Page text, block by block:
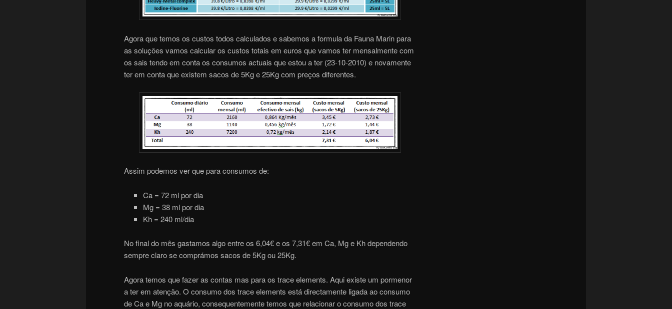
Agora que temos os custos todos calculados e sabemos a formula da Fauna Marin para
as soluções vamos calcular os custos totais em euros que vamos ter mensalmente com
os sais tendo em conta os consumos actuais que estou a ter (23-10-2010) e novamente
ter em conta que existem sacos de 5Kg e 25Kg com preços diferentes.
Assim podemos ver que para consumos de:
Ca = 72 ml por dia
Mg = 38 ml por dia
Kh = 240 ml/dia
No final do mês gastamos algo entre os 6,04€ e os 7,31€ em Ca, Mg e Kh dependendo
sempre claro se comprámos sacos de 5Kg ou 25Kg.
Agora temos que fazer as contas mas para os trace elements. Aqui existe um pormenor
a ter em atenção. O consumo dos trace elements está directamente ligada ao consumo
de Ca e Mg no aquário, consequentemente temos que relacionar o consumo dos trace